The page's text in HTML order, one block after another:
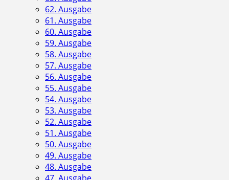
62. Ausgabe
61. Ausgabe
60. Ausgabe
59. Ausgabe
58. Ausgabe
57. Ausgabe
56. Ausgabe
55. Ausgabe
54. Ausgabe
53. Ausgabe
52. Ausgabe
51. Ausgabe
50. Ausgabe
49. Ausgabe
48. Ausgabe